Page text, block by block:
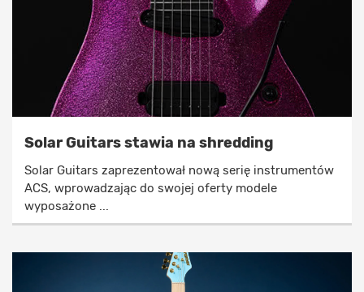
Solar Guitars stawia na shredding
Solar Guitars zaprezentował nową serię instrumentów
ACS, wprowadzając do swojej oferty modele
wyposażone ...